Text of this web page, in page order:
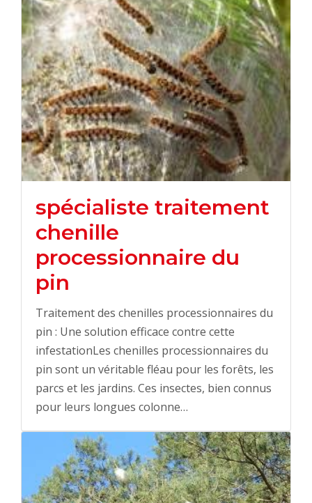
spécialiste traitement
chenille
processionnaire du
pin
Traitement des chenilles processionnaires du
pin : Une solution efficace contre cette
infestationLes chenilles processionnaires du
pin sont un véritable fléau pour les forêts, les
parcs et les jardins. Ces insectes, bien connus
pour leurs longues colonne…